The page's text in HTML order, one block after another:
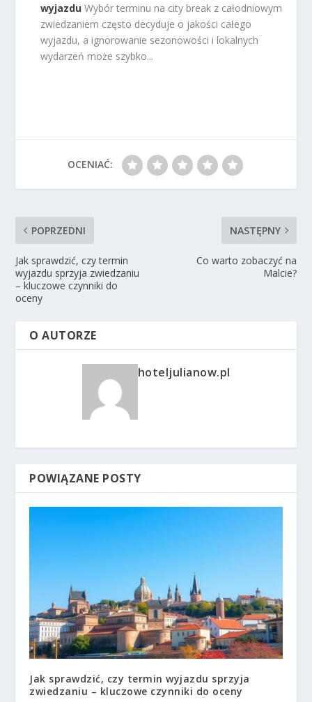
wyjazdu Wybór terminu na city break z całodniowym
zwiedzaniem często decyduje o jakości całego
wyjazdu, a ignorowanie sezonowości i lokalnych
wydarzeń może szybko...
OCENIAĆ:
POPRZEDNI
Jak sprawdzić, czy termin
wyjazdu sprzyja zwiedzaniu
– kluczowe czynniki do
oceny
NASTĘPNY
Co warto zobaczyć na
Malcie?
O AUTORZE
hoteljulianow.pl
POWIĄZANE POSTY
Jak sprawdzić, czy termin wyjazdu sprzyja
zwiedzaniu – kluczowe czynniki do oceny